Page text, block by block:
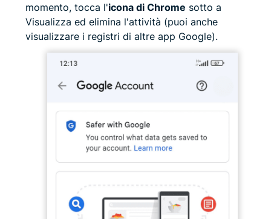
momento, tocca l'icona di Chrome sotto a
Visualizza ed elimina l'attività (puoi anche
visualizzare i registri di altre app Google).